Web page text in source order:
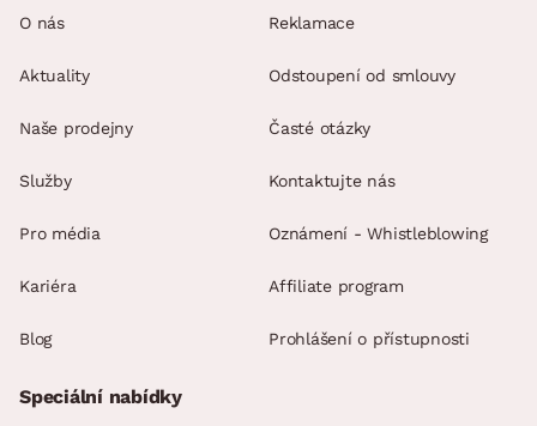
O nás
Aktuality
Naše prodejny
Služby
Pro média
Kariéra
Blog
Reklamace
Odstoupení od smlouvy
Časté otázky
Kontaktujte nás
Oznámení - Whistleblowing
Affiliate program
Prohlášení o přístupnosti
Speciální nabídky